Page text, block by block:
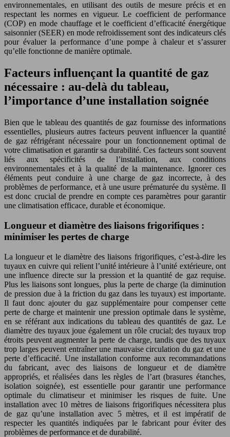
environnementales, en utilisant des outils de mesure précis et en
respectant les normes en vigueur. Le coefficient de performance
(COP) en mode chauffage et le coefficient d’efficacité énergétique
saisonnier (SEER) en mode refroidissement sont des indicateurs clés
pour évaluer la performance d’une pompe à chaleur et s’assurer
qu’elle fonctionne de manière optimale.
Facteurs influençant la quantité de gaz
nécessaire : au-delà du tableau,
l’importance d’une installation soignée
Bien que le tableau des quantités de gaz fournisse des informations
essentielles, plusieurs autres facteurs peuvent influencer la quantité
de gaz réfrigérant nécessaire pour un fonctionnement optimal de
votre climatisation et garantir sa durabilité. Ces facteurs sont souvent
liés aux spécificités de l’installation, aux conditions
environnementales et à la qualité de la maintenance. Ignorer ces
éléments peut conduire à une charge de gaz incorrecte, à des
problèmes de performance, et à une usure prématurée du système. Il
est donc crucial de prendre en compte ces paramètres pour garantir
une climatisation efficace, durable et économique.
Longueur et diamètre des liaisons frigorifiques :
minimiser les pertes de charge
La longueur et le diamètre des liaisons frigorifiques, c’est-à-dire les
tuyaux en cuivre qui relient l’unité intérieure à l’unité extérieure, ont
une influence directe sur la pression et la quantité de gaz requise.
Plus les liaisons sont longues, plus la perte de charge (la diminution
de pression due à la friction du gaz dans les tuyaux) est importante.
Il faut donc ajouter du gaz supplémentaire pour compenser cette
perte de charge et maintenir une pression optimale dans le système,
en se référant aux indications du tableau des quantités de gaz. Le
diamètre des tuyaux joue également un rôle crucial; des tuyaux trop
étroits peuvent augmenter la perte de charge, tandis que des tuyaux
trop larges peuvent entraîner une mauvaise circulation du gaz et une
perte d’efficacité. Une installation conforme aux recommandations
du fabricant, avec des liaisons de longueur et de diamètre
appropriés, et réalisées dans les règles de l’art (brasures étanches,
isolation soignée), est essentielle pour garantir une performance
optimale du climatiseur et minimiser les risques de fuite. Une
installation avec 10 mètres de liaisons frigorifiques nécessitera plus
de gaz qu’une installation avec 5 mètres, et il est impératif de
respecter les quantités indiquées par le fabricant pour éviter des
problèmes de performance et de durabilité.